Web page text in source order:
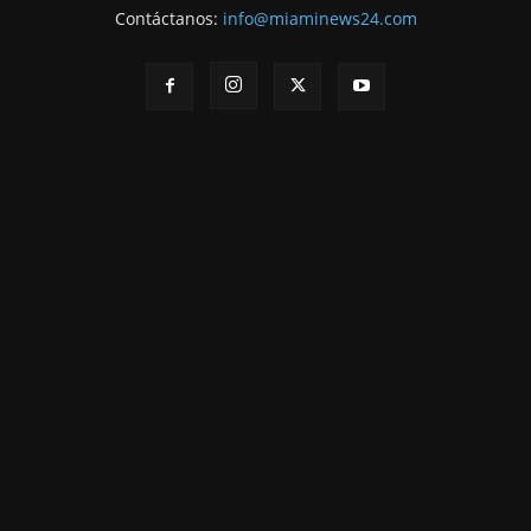
Contáctanos: info@miaminews24.com